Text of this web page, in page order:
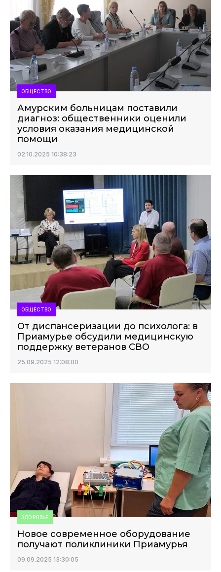
ОБЩЕСТВО
Амурским больницам поставили
диагноз: общественники оценили
условия оказания медицинской
помощи
02.10.2025 10:38:23
ОБЩЕСТВО
От диспансеризации до психолога: в
Приамурье обсудили медицинскую
поддержку ветеранов СВО
25.09.2025 12:08:00
ЗДОРОВЬЕ
Новое современное оборудование
получают поликлиники Приамурья
09.09.2025 13:30:05